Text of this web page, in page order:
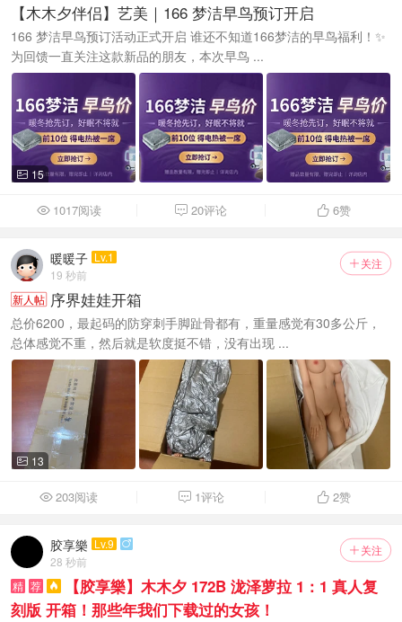
【木木夕伴侣】艺美｜166 梦洁早鸟预订开启
166 梦洁早鸟预订活动正式开启 谁还不知道166梦洁的早鸟福利！✨
为回馈一直关注这款新品的朋友，本次早鸟 ...
 15
 1017阅读  20评论  6赞
 关注
暖暖子 Lv.1
19 秒前
新人帖 序界娃娃开箱
总价6200，最起码的防穿刺手脚趾骨都有，重量感觉有30多公斤，
总体感觉不重，然后就是软度挺不错，没有出现 ...
 13
203阅读  1评论  2赞
 关注
胶享樂 Lv.9 
28 秒前
精 荐 
【胶享樂】木木夕 172B 泷泽萝拉 1：1 真人复
刻版 开箱！那些年我们下载过的女孩！